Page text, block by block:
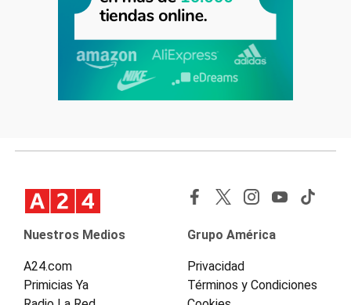
Nuestros Medios
A24.com
Primicias Ya
Grupo América
Privacidad
Términos y Condiciones